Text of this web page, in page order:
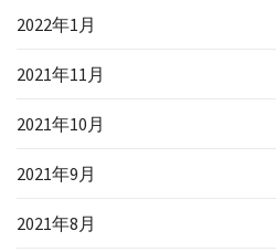
2022年1月
2021年11月
2021年10月
2021年9月
2021年8月